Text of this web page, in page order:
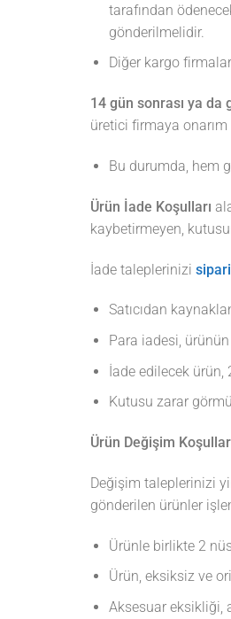
tarafından
gönderilmelidir.
Diğer kargo
14 gün sonrası ya
üretici firmaya
Bu durumda, hem
Ürün İade Koşulları
kaybetirmeyen,
İade taleplerinizi
Satıcıdan
Para iadesi,
İade edilecek
Kutusu zarar
Ürün Değişim
Değişim taleplerinizi
gönderilen ürünler
Ürünle birlikte 2
Ürün, eksiksiz ve
Aksesuar eksikliği,